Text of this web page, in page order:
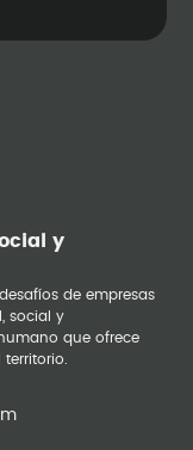
y
de empresas
social y
que ofrece